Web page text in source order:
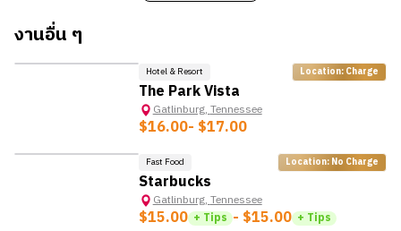
งานอื่น ๆ
Hotel & Resort Location: Charge
The Park Vista
Gatlinburg,Tennessee
$16.00- $17.00
Fast Food Location: No Charge
Starbucks
Gatlinburg,Tennessee
$15.00 + Tips - $15.00 + Tips